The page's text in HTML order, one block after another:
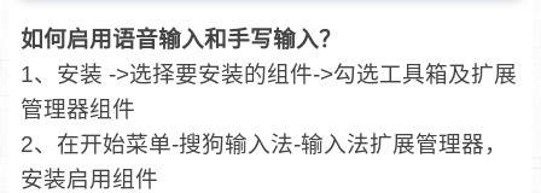
如何启用语音输入和手写输入？
1、安装 ->选择要安装的组件->勾选工具箱及扩展
管理器组件
2、在开始菜单-搜狗输入法-输入法扩展管理器，
安装启用组件